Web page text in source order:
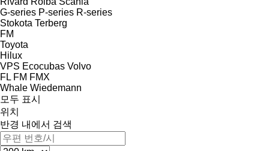
G-series P-series R-series
Stokota Terberg
FM
Toyota
Hilux
VPS Ecocubas Volvo
FL FM FMX
Whale Wiedemann
모두 표시
위치
반경 내에서 검색